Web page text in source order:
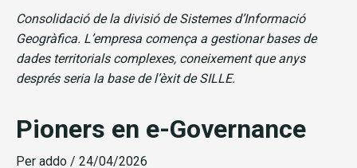
Consolidació de la divisió de Sistemes d’Informació
Geogràfica. L’empresa comença a gestionar bases de
dades territorials complexes, coneixement que anys
després seria la base de l’èxit de SILLE.
Pioners en e-Governance
Per addo / 24/04/2026